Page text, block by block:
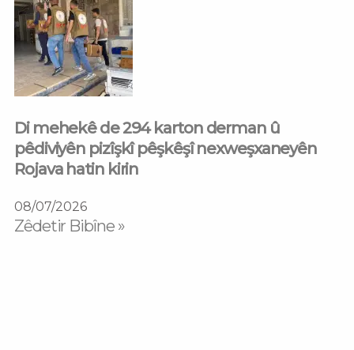
Di mehekê de 294 karton derman û
pêdiviyên pizîşkî pêşkêşî nexweşxaneyên
Rojava hatin kirin
08/07/2026
Zêdetir Bibîne »